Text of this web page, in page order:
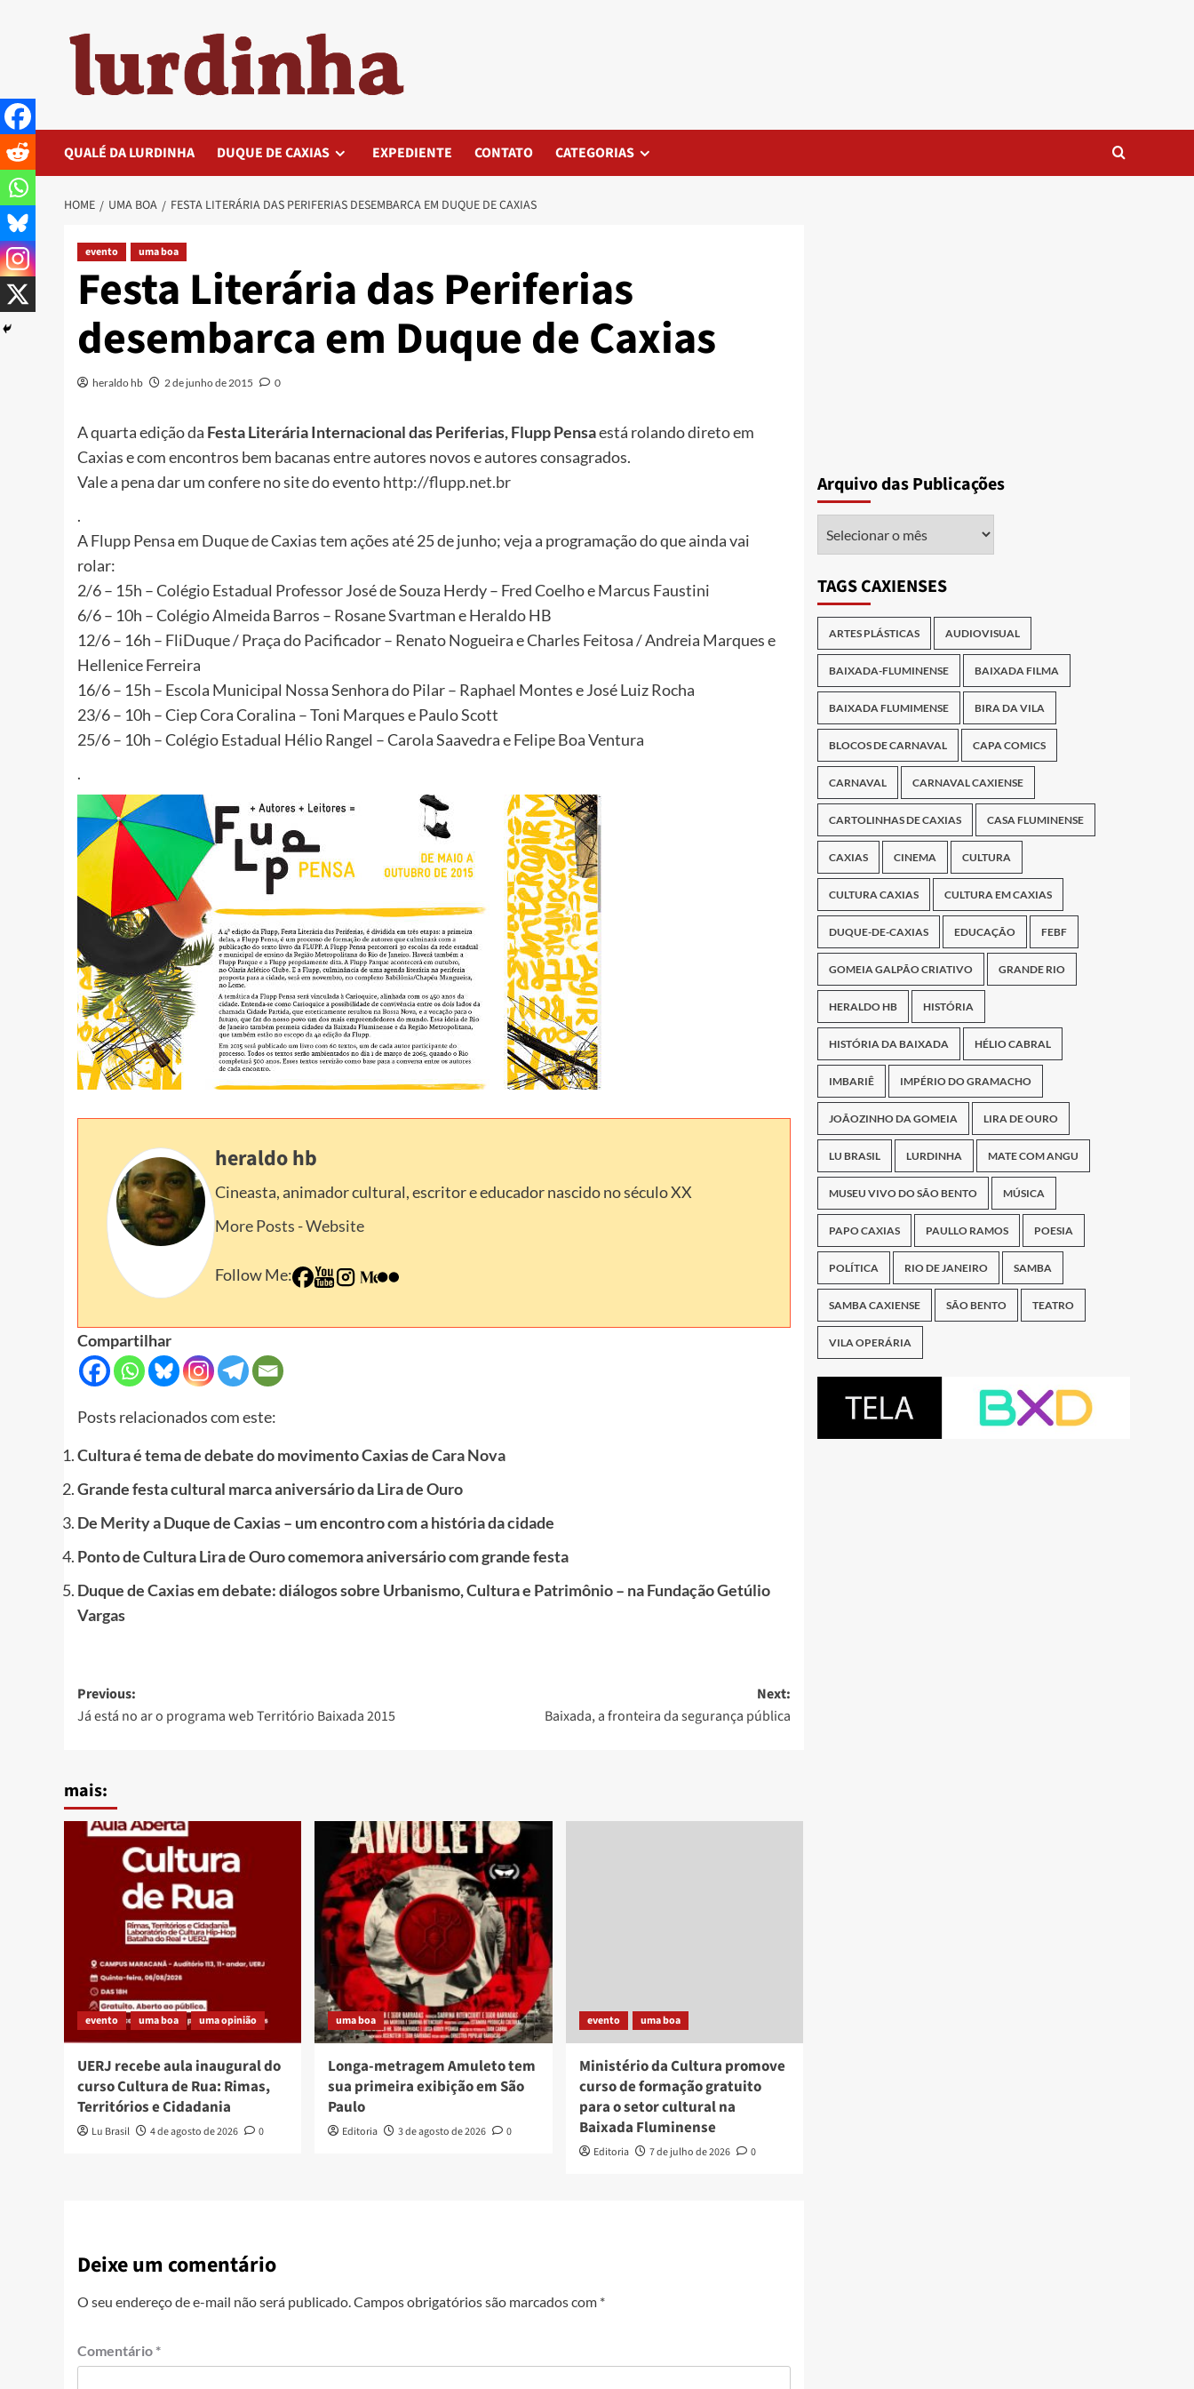
QUALÉ DA LURDINHA DUQUE DE CAXIAS EXPEDIENTE CONTATO CATEGORIAS
HOME UMA BOA FESTA LITERÁRIA DAS PERIFERIAS DESEMBARCA EM DUQUE DE CAXIAS
evento uma boa
Festa Literária das Periferias
desembarca em Duque de Caxias
heraldo hb 2 de junho de 2015 0
A quarta edição da Festa Literária Internacional das Periferias, Flupp Pensaestá rolando direto em
Caxias e com encontros bem bacanas entre autores novos e autores consagrados.
Vale a pena dar um confere no site do eventohttp://flupp.net.br
.
A Flupp Pensa em Duque de Caxias tem ações até 25 de junho; veja a programação do que ainda vai
rolar:
2/6 – 15h – Colégio Estadual Professor José de Souza Herdy – Fred Coelho e Marcus Faustini
6/6 – 10h – Colégio Almeida Barros – Rosane Svartman e Heraldo HB
12/6 – 16h – FliDuque / Praça do Pacificador – Renato Nogueira e Charles Feitosa / Andreia Marques e
Hellenice Ferreira
16/6 – 15h – Escola Municipal Nossa Senhora do Pilar – Raphael Montes e José Luiz Rocha
23/6 – 10h – Ciep Cora Coralina – Toni Marques e Paulo Scott
25/6 – 10h – Colégio Estadual Hélio Rangel – Carola Saavedra e Felipe Boa Ventura
.
heraldo hb
Cineasta, animador cultural, escritor e educador nascido no século XX
More Posts -Website
Follow Me:
Compartilhar
Posts relacionados com este:
Cultura é tema de debate do movimento Caxias de Cara Nova
Grande festa cultural marca aniversário da Lira de Ouro
De Merity a Duque de Caxias – um encontro com a história da cidade
Ponto de Cultura Lira de Ouro comemora aniversário com grande festa
Duque de Caxias em debate: diálogos sobre Urbanismo, Cultura e Patrimônio – na Fundação Getúlio
Vargas
Post
navigation
Previous:
Já está no ar o programa web Território Baixada 2015
Next:
Baixada, a fronteira da segurança pública
mais:
evento uma boa uma opinião
UERJ recebe aula inaugural do
curso Cultura de Rua: Rimas,
Territórios e Cidadania
Lu Brasil 4 de agosto de 2026 0
uma boa
Longa-metragem Amuleto tem
sua primeira exibição em São
Paulo
Editoria 3 de agosto de 2026 0
evento uma boa
Ministério da Cultura promove
curso de formação gratuito
para o setor cultural na
Baixada Fluminense
Editoria 7 de julho de 2026 0
Deixe um comentário
O seu endereço de e-mail não será publicado.Campos obrigatórios são marcados com *
Comentário *
Arquivo das Publicações
TAGS CAXIENSES
ARTES PLÁSTICAS AUDIOVISUAL
BAIXADA-FLUMINENSE BAIXADA FILMA
BAIXADA FLUMIMENSE BIRA DA VILA
BLOCOS DE CARNAVAL CAPA COMICS
CARNAVAL CARNAVAL CAXIENSE
CARTOLINHAS DE CAXIAS CASA FLUMINENSE
CAXIAS CINEMA CULTURA
CULTURA CAXIAS CULTURA EM CAXIAS
DUQUE-DE-CAXIAS EDUCAÇÃO FEBF
GOMEIA GALPÃO CRIATIVO GRANDE RIO
HERALDO HB HISTÓRIA
HISTÓRIA DA BAIXADA HÉLIO CABRAL
IMBARIÊ IMPÉRIO DO GRAMACHO
JOÃOZINHO DA GOMEIA LIRA DE OURO
LU BRASIL LURDINHA MATE COM ANGU
MUSEU VIVO DO SÃO BENTO MÚSICA
PAPO CAXIAS PAULLO RAMOS POESIA
POLÍTICA RIO DE JANEIRO SAMBA
SAMBA CAXIENSE SÃO BENTO TEATRO
VILA OPERÁRIA